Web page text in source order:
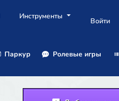
Инструменты
Войти
Паркур Ролевые игры